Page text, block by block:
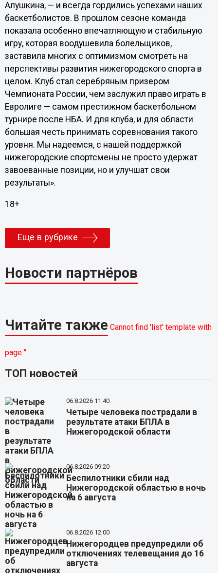
Алушкина, — и всегда гордились успехами наших
баскетболистов. В прошлом сезоне команда
показала особенно впечатляющую и стабильную
игру, которая воодушевила болельщиков,
заставила многих с оптимизмом смотреть на
перспективы развития нижегородского спорта в
целом. Клуб стал серебряным призером
Чемпионата России, чем заслужил право играть в
Евролиге — самом престижном баскетбольном
турнире после НБА. И для клуба, и для области
большая честь принимать соревнования такого
уровня. Мы надеемся, с нашей поддержкой
нижегородские спортсмены не просто удержат
завоеванные позиции, но и улучшат свои
результаты».
18+
Еще в рубрике
Новости партнёров
Читайте также Cannot find 'list' template with
page ''
ТОП новостей
06.8.2026 11:40
Четыре человека пострадали в
результате атаки БПЛА в
Нижегородской области
06.8.2026 09:20
Беспилотники сбили над
Нижегородской областью в ночь
на 6 августа
06.8.2026 12:00
Нижегородцев предупредили об
отключениях телевещания до 16
августа